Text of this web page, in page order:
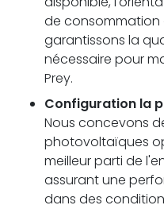
de consommation
garantissons la
nécessaire pour
Prey.
Configuration la
Nous concevons
photovoltaïques
meilleur parti de
assurant une
dans des